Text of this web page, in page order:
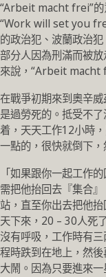
“Arbeit macht frei”
“Work will set you
的政治犯、波蘭政治
部分人因為刑滿而被
來說，“Arbeit macht
在戰爭初期來到奧辛
是過勞死的。抵受不
着，天天工作12小時
一點的，很快就倒下，
「如果跟你一起工作
需把他抬回去『集合
站，直至你出去把他
天下來，20 – 30人死
沒有呼吸，工作時有
程時跌到在地上，然
大鬧。因為只要進來